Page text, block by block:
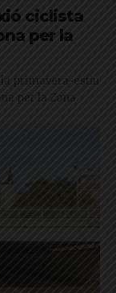
ciclista
per la
primavera-estiu
per la Zona